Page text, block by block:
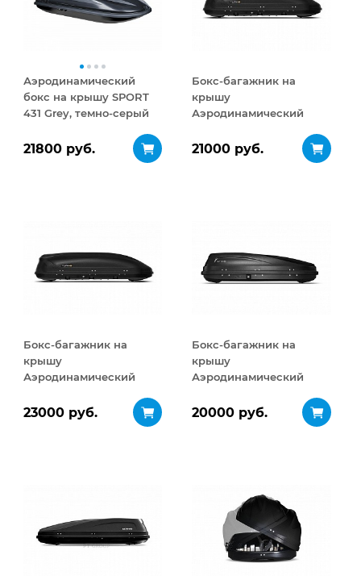
Аэродинамический
бокс на крышу SPORT
431 Grey, темно-серый
21800 руб.
Бокс-багажник на
крышу
Аэродинамический
21000 руб.
Бокс-багажник на
крышу
Аэродинамический
ДВУСТОРОННЕЕ
23000 руб.
Бокс-багажник на
крышу
Аэродинамический
ДВУСТОРОННЕЕ
20000 руб.